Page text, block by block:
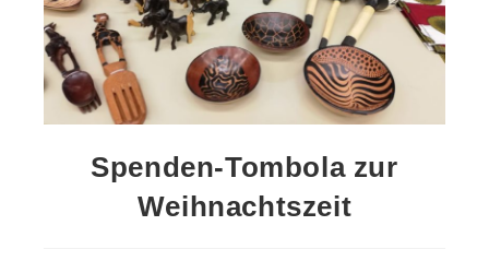
Spenden-Tombola zur
Weihnachtszeit